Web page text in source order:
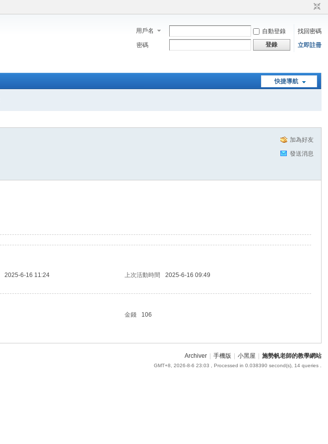
用戶名 自動登錄
找回密碼
密碼
登錄 立即註冊
快捷導航
加為好友
發送消息
2025-6-16 11:24 上次活動時間
2025-6-16 09:49
金錢
106
Archiver 手機版 小黑屋 施勢帆老師的教學網站
GMT+8, 2026-8-6 23:03 , Processed in 0.038390 second(s), 14 queries .